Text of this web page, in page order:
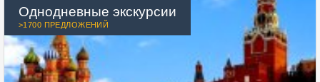
Однодневные экскурсии
>1700 ПРЕДЛОЖЕНИЙ